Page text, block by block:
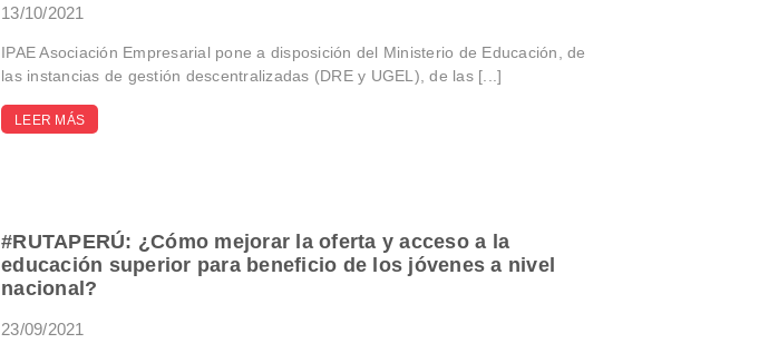
13/10/2021
IPAE Asociación Empresarial pone a disposición del Ministerio de Educación, de
las instancias de gestión descentralizadas (DRE y UGEL), de las [...]
LEER MÁS
#RUTAPERÚ: ¿Cómo mejorar la oferta y acceso a la
educación superior para beneficio de los jóvenes a nivel
nacional?
23/09/2021